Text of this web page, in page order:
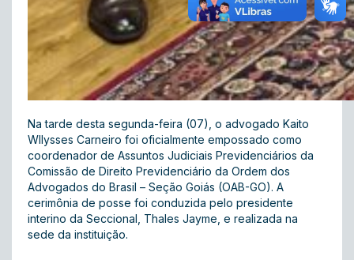
Na tarde desta segunda-feira (07), o advogado Kaito
Wllysses Carneiro foi oficialmente empossado como
coordenador de Assuntos Judiciais Previdenciários da
Comissão de Direito Previdenciário da Ordem dos
Advogados do Brasil – Seção Goiás (OAB-GO). A
cerimônia de posse foi conduzida pelo presidente
interino da Seccional, Thales Jayme, e realizada na
sede da instituição.